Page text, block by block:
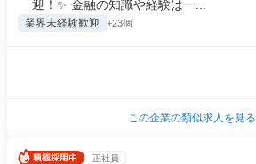
迎！✨ 金融の知識や経験は一...
業界未経験歓迎 +23個
この企業の類似求人を見る
正社員